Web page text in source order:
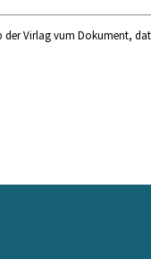
der Virlag vum Dokument,